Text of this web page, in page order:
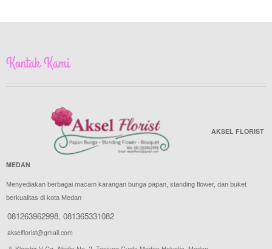
Kontak Kami
AKSEL FLORIST
MEDAN
Menyediakan berbagai macam karangan bunga papan, standing flower, dan buket
berkualitas di kota Medan
081263962998, 081365331082
akselflorist@gmail.com